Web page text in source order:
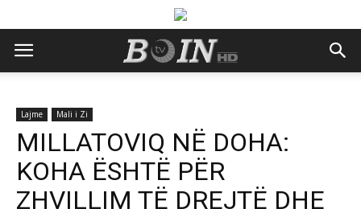
Lajme Mali i Zi
MILLATOVIQ NË DOHA:
KOHA ËSHTË PËR
ZHVILLIM TË DREJTË DHE